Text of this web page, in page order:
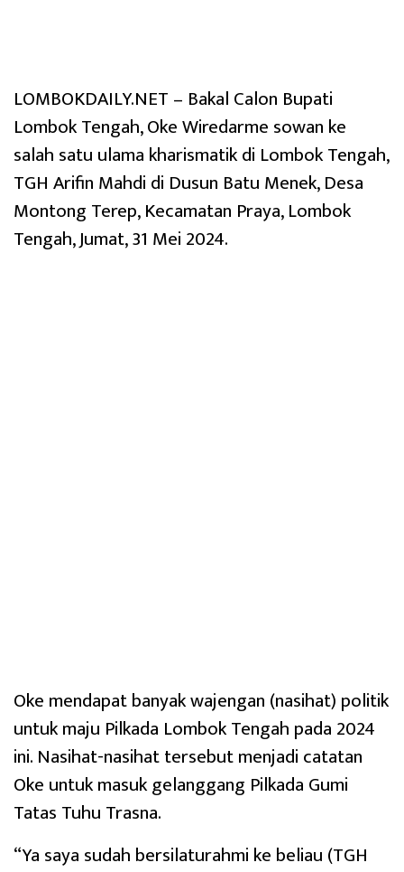
LOMBOKDAILY.NET – Bakal Calon Bupati
Lombok Tengah, Oke Wiredarme sowan ke
salah satu ulama kharismatik di Lombok Tengah,
TGH Arifin Mahdi di Dusun Batu Menek, Desa
Montong Terep, Kecamatan Praya, Lombok
Tengah, Jumat, 31 Mei 2024.
Oke mendapat banyak wajengan (nasihat) politik
untuk maju Pilkada Lombok Tengah pada 2024
ini. Nasihat-nasihat tersebut menjadi catatan
Oke untuk masuk gelanggang Pilkada Gumi
Tatas Tuhu Trasna.
“Ya saya sudah bersilaturahmi ke beliau (TGH